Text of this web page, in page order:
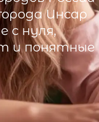
Инсар
с нуля,
и понятные